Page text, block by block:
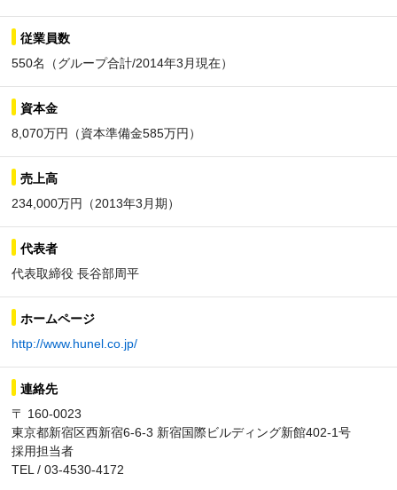
従業員数
550名（グループ合計/2014年3月現在）
資本金
8,070万円（資本準備金585万円）
売上高
234,000万円（2013年3月期）
代表者
代表取締役 長谷部周平
ホームページ
http://www.hunel.co.jp/
連絡先
〒 160-0023
東京都新宿区西新宿6-6-3 新宿国際ビルディング新館402-1号
採用担当者
TEL / 03-4530-4172